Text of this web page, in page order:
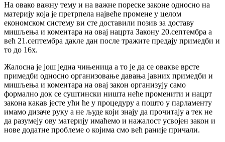
На овако важну тему и на важне пореске законе односно на
материју која је претрпела највеће промене у целом
економском систему ви сте доставили позив за доставу
мишљења и коментара на овај нацрта Закону 20.септембра а
већ 21.септембра дакле дан после тражите предају примедби и
то до 16х.
Жалосна је још једна чињеница а то је да се овакве врсте
примедби односно организовање давања јавних примедби и
мишљења и коментара на овај закон организују само
формално док се суштински ништа неће променити и нацрт
закона какав јесте ући ће у процедуру а пошто у парламенту
имамо дизаче руку а не људе који знају да прочитају а тек не
да разумеју ову материју имаћемо и нажалост усвојен закон и
нове додатне проблеме о којима смо већ раније причали.